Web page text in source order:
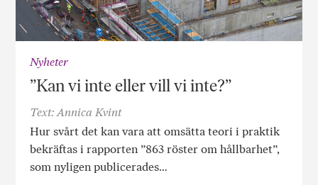
Nyheter
”Kan vi inte eller vill vi inte?”
Text: Annica Kvint
Hur svårt det kan vara att omsätta teori i praktik
bekräftas i rapporten ”863 röster om hållbarhet”,
som nyligen publicerades…